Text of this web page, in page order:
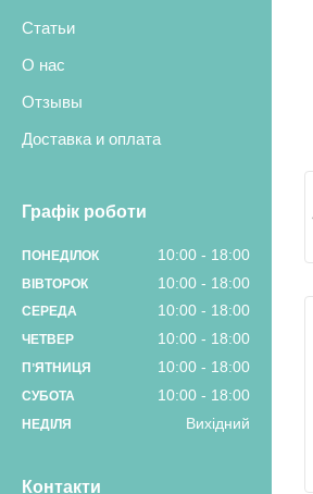
Статьи
О нас
Отзывы
Доставка и оплата
Графік роботи
ПОНЕДІЛОК 10:00 18:00
ВІВТОРОК 10:00 18:00
СЕРЕДА 10:00 18:00
ЧЕТВЕР 10:00 18:00
ПʼЯТНИЦЯ 10:00 18:00
СУБОТА 10:00 18:00
НЕДІЛЯ Вихідний
Контакти